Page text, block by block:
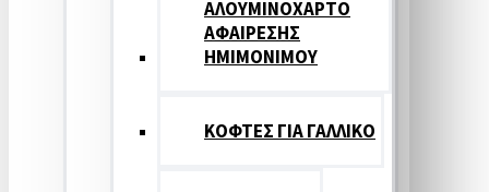
ΑΛΟΥΜΙΝΟΧΑΡΤΟ
ΑΦΑΙΡΕΣΗΣ
ΗΜΙΜΟΝΙΜΟΥ
ΚΟΦΤΕΣ ΓΙΑ ΓΑΛΛΙΚΟ